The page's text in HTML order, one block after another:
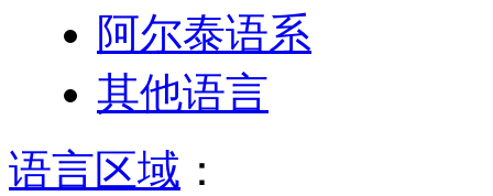
阿尔泰语系
其他语言
语言区域 ：